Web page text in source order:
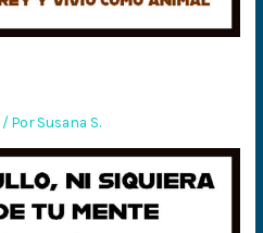
/ PorSusana S.